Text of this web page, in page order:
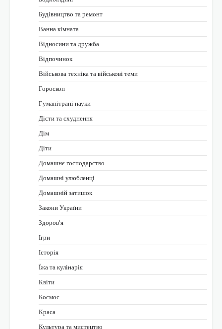
Будівництво та ремонт
Ванна кімната
Відносини та дружба
Відпочинок
Військова техніка та військові теми
Гороскоп
Гуманітрані науки
Дієти та схуднення
Дім
Діти
Домашнє господарство
Домашні улюбленці
Домашній затишок
Закони України
Здоров'я
Ігри
Історія
Їжа та кулінарія
Квіти
Космос
Краса
Культура та мистецтво